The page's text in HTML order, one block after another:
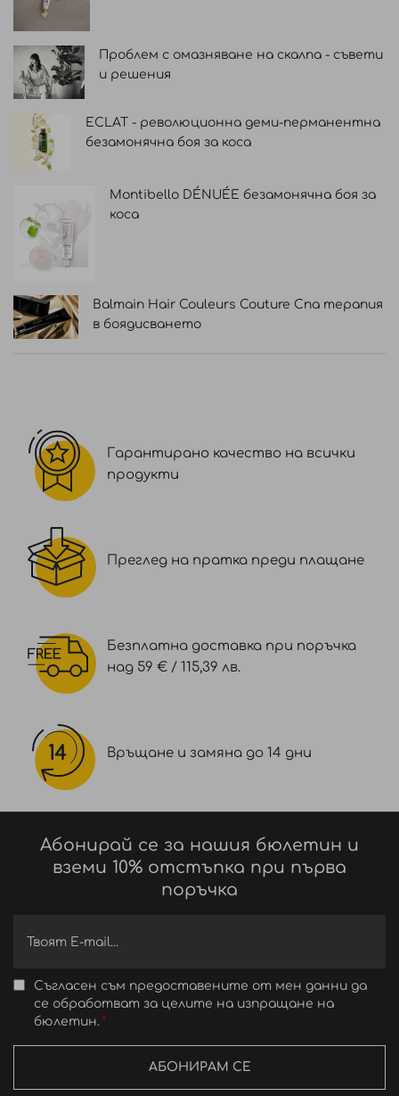
Проблем с омазняване на скалпа - съвети
и решения
ECLAT - революционна деми-перманентна
безамонячна боя за коса
Montibello DÉNUÉE безамонячна боя за
коса
Balmain Hair Couleurs Couture Спа терапия
в боядисването
Гарантирано качество на всички
продукти
Преглед на пратка преди плащане
Безплатна доставка при поръчка
над 59 € / 115,39 лв.
Връщане и замяна до 14 дни
Абонирай се за нашия бюлетин и
вземи 10% отстъпка при първа
поръчка
Съгласен съм предоставените от мен данни да
се обработват за целите на изпращане на
бюлетин.
АБОНИРАМ СЕ